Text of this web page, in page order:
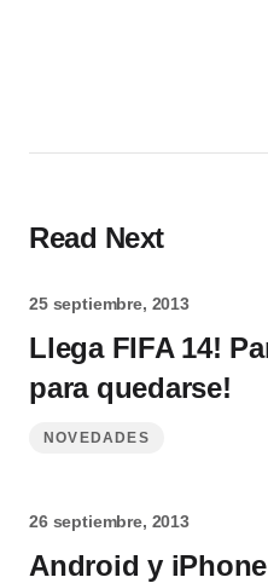
Read Next
25 septiembre, 2013
Llega FIFA 14!
para quedarse!
NOVEDADES
26 septiembre, 2013
Android y